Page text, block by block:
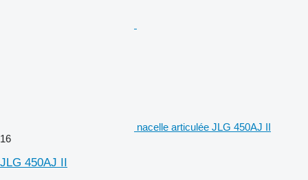
nacelle articulée JLG 450AJ II
16
JLG 450AJ II